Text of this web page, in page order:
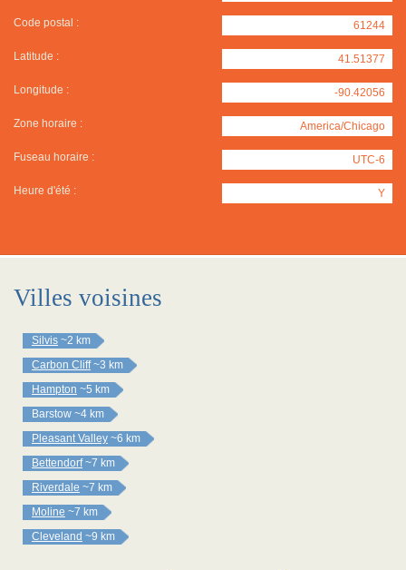
Code postal : 61244
Latitude : 41.51377
Longitude : -90.42056
Zone horaire : America/Chicago
Fuseau horaire : UTC-6
Heure d'été : Y
Villes voisines
Silvis ~2 km
Carbon Cliff ~3 km
Hampton ~5 km
Barstow ~4 km
Pleasant Valley ~6 km
Bettendorf ~7 km
Riverdale ~7 km
Moline ~7 km
Cleveland ~9 km